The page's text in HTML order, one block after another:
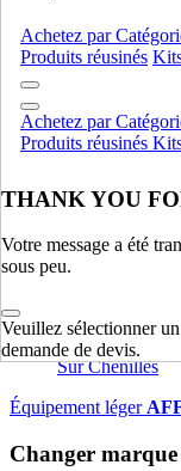
Achetez par
Produits réusinés
Achetez par
Produits réusinés
THANK YOU
Votre message a été
sous peu.
Veuillez sélectionner
demande de devis.
Équipement lourd
Bouteurs Sur
Charheuses Sur
Chargeuses
Sur Chenilles
Équipement léger
Changer marque